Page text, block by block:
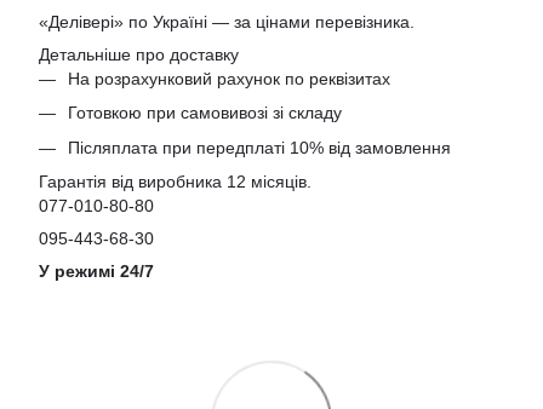
«Делівері» по Україні — за цінами перевізника.
Детальніше про доставку
На розрахунковий рахунок по реквізитах
Готовкою при самовивозі зі складу
Післяплата при передплаті 10% від замовлення
Гарантія від виробника 12 місяців.
077-010-80-80
095-443-68-30
У режимі 24/7